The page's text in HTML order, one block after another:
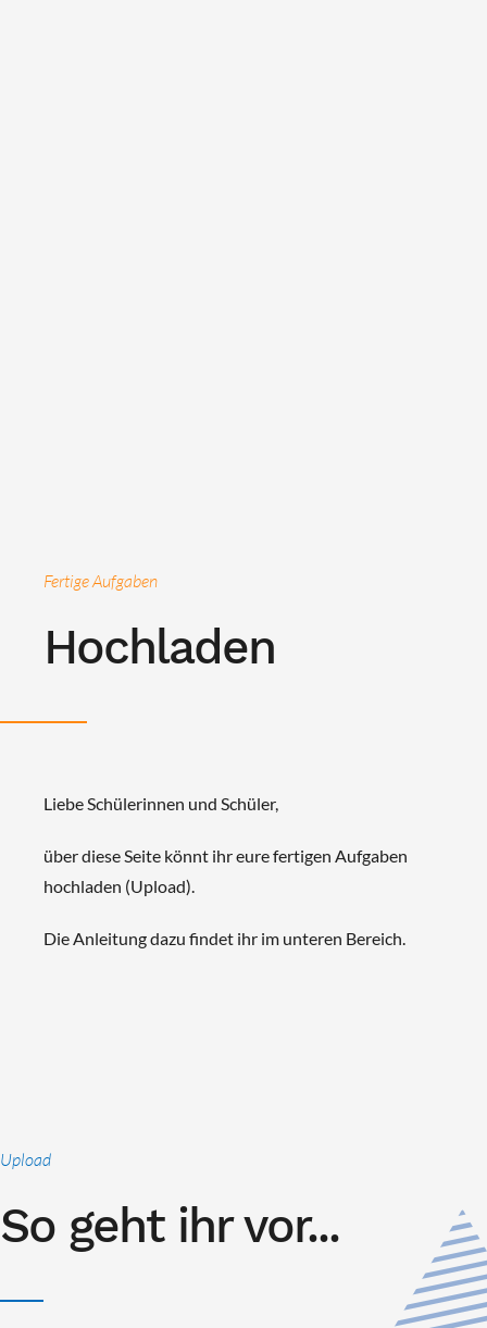
Fertige Aufgaben
Hochladen
Liebe Schülerinnen und Schüler,
über diese Seite könnt ihr eure fertigen Aufgaben
hochladen (Upload).
Die Anleitung dazu findet ihr im unteren Bereich.
Upload
So geht ihr vor...